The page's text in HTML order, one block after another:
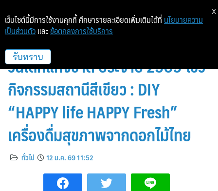
วว. ร่วมจัดงาน “อว. For Kids” รับ
วันเด็กแห่งชาติ ประจำปี 2569 โชว์
กิจกรรมสถานีสีเขียว : DIY
“HAPPY life HAPPY Fresh”
เครื่องดื่มสุขภาพจากดอกไม้ไทย
ทั่วไป 12 ม.ค. 69 11:52
เว็บไซต์นี้มีการใช้งานคุกกี้ ศึกษารายละเอียดเพิ่มเติมได้ที่ นโยบายความ
เป็นส่วนตัว และ ข้อตกลงการใช้บริการ
รับทราบ
X